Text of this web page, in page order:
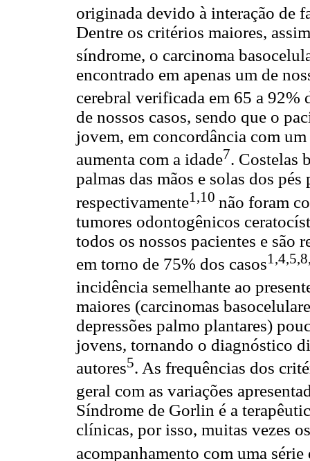
originada devido à interação de
Dentre os critérios maiores,
síndrome, o carcinoma
encontrado em apenas um de
cerebral verificada em 65 a 92%
de nossos casos, sendo que o
jovem, em concordância com
aumenta com a idade7. Costelas
palmas das mãos e solas dos
respectivamente1,10 não foram
tumores odontogênicos
todos os nossos pacientes e são
em torno de 75% dos casos
incidência semelhante ao
maiores (carcinomas
depressões palmo plantares)
jovens, tornando o diagnóstico
autores5. As frequências dos
geral com as variações
Síndrome de Gorlin é a
clínicas, por isso, muitas vezes
acompanhamento com uma série